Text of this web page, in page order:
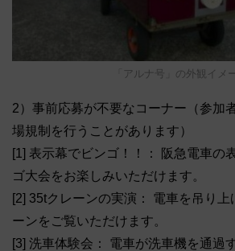
「アルナ号」の外観イメ
2）事前応募が不要なコーナー（参加
場規制を行うことがあります）
[1] 表示幕でビンゴ！！： 阪急電車の
ゴ大会をお楽しみいただけます。
[2] 35tクレーンの実演： 電車を吊り
ーンをご覧いただけます。
[3] 洗車体験会： 電車が洗車機を通過